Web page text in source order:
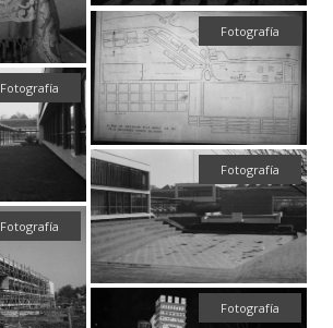
Fotografía
Fotografía
Fotografía
Fotografía
Fotografía